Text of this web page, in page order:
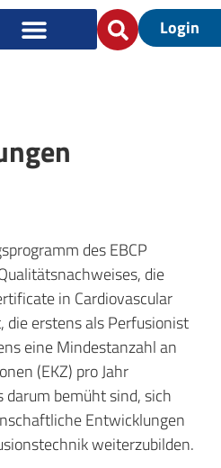
Login
des EBCP
die
in Cardiovascular
die erstens als Perfusionist
eine Mindestanzahl an
(EKZ) pro Jahr
bemüht sind, sich
Entwicklungen
weiterzubilden.